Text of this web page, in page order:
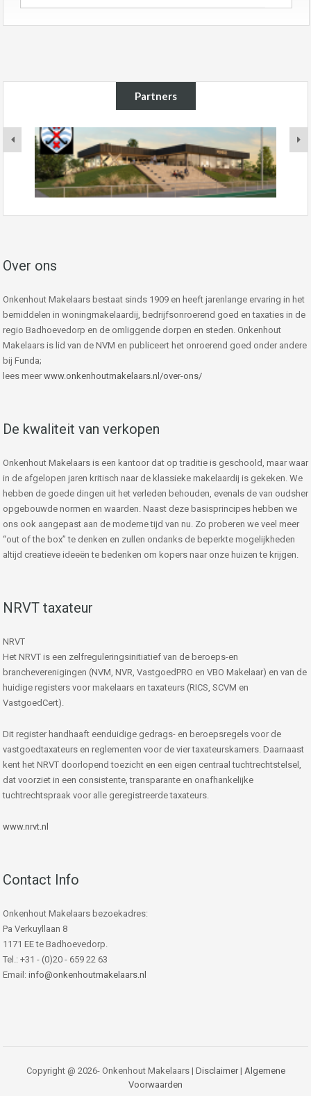
Partners
Over ons
Onkenhout Makelaars bestaat sinds 1909 en heeft jarenlange ervaring in het
bemiddelen in woningmakelaardij, bedrijfsonroerend goed en taxaties in de
regio Badhoevedorp en de omliggende dorpen en steden. Onkenhout
Makelaars is lid van de NVM en publiceert het onroerend goed onder andere
bij Funda;
lees meer www.onkenhoutmakelaars.nl/over-ons/
De kwaliteit van verkopen
Onkenhout Makelaars is een kantoor dat op traditie is geschoold, maar waar
in de afgelopen jaren kritisch naar de klassieke makelaardij is gekeken. We
hebben de goede dingen uit het verleden behouden, evenals de van oudsher
opgebouwde normen en waarden. Naast deze basisprincipes hebben we
ons ook aangepast aan de moderne tijd van nu. Zo proberen we veel meer
“out of the box” te denken en zullen ondanks de beperkte mogelijkheden
altijd creatieve ideeën te bedenken om kopers naar onze huizen te krijgen.
NRVT taxateur
NRVT
Het NRVT is een zelfreguleringsinitiatief van de beroeps-en
brancheverenigingen (NVM, NVR, VastgoedPRO en VBO Makelaar) en van de
huidige registers voor makelaars en taxateurs (RICS, SCVM en
VastgoedCert).
Dit register handhaaft eenduidige gedrags- en beroepsregels voor de
vastgoedtaxateurs en reglementen voor de vier taxateurskamers. Daarnaast
kent het NRVT doorlopend toezicht en een eigen centraal tuchtrechtstelsel,
dat voorziet in een consistente, transparante en onafhankelijke
tuchtrechtspraak voor alle geregistreerde taxateurs.
www.nrvt.nl
Contact Info
Onkenhout Makelaars bezoekadres:
Pa Verkuyllaan 8
1171 EE te Badhoevedorp.
Tel.: +31 - (0)20 - 659 22 63
Email: info@onkenhoutmakelaars.nl
Copyright @ 2026- Onkenhout Makelaars | Disclaimer| Algemene
Voorwaarden